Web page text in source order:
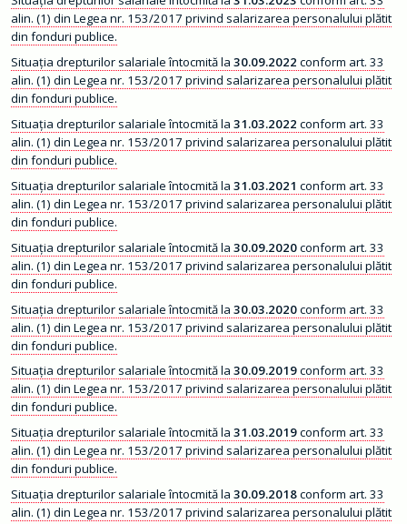
a
n
s
a
r
e
n
ț
ă
d
e
c
i
z
i
o
n
a
l
ă
O
r
a
ș
C
o
n
t
c
t
M
o
n
i
alin. (1) din Legea nr. 153/2017 privind salarizarea personalului plătit
din fonduri publice.
Situația drepturilor salariale întocmită la 30.09.2022 conform art. 33
alin. (1) din Legea nr. 153/2017 privind salarizarea personalului plătit
din fonduri publice.
Situația drepturilor salariale întocmită la 31.03.2022 conform art. 33
alin. (1) din Legea nr. 153/2017 privind salarizarea personalului plătit
din fonduri publice.
Situația drepturilor salariale întocmită la 31.03.2021 conform art. 33
alin. (1) din Legea nr. 153/2017 privind salarizarea personalului plătit
din fonduri publice.
Situația drepturilor salariale întocmită la 30.09.2020conform art. 33
alin. (1) din Legea nr. 153/2017 privind salarizarea personalului plătit
din fonduri publice.
Situația drepturilor salariale întocmită la 30.03.2020conform art. 33
alin. (1) din Legea nr. 153/2017 privind salarizarea personalului plătit
din fonduri publice.
Situația drepturilor salariale întocmită la 30.09.2019conform art. 33
alin. (1) din Legea nr. 153/2017 privind salarizarea personalului plătit
din fonduri publice.
Situația drepturilor salariale întocmită la 31.03.2019conform art. 33
alin. (1) din Legea nr. 153/2017 privind salarizarea personalului plătit
din fonduri publice.
Situația drepturilor salariale întocmită la 30.09.2018conform art. 33
alin. (1) din Legea nr. 153/2017 privind salarizarea personalului plătit